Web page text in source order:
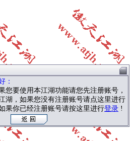
：
要使用本江湖功能请您先注册账号，
湖，如果您没有注册账号请点这里进行
如果你已经注册账号请按这里进行登录 !